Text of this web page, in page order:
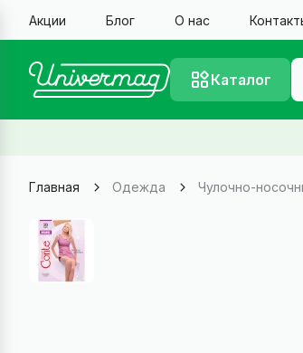
Акции Блог О нас
Каталог
Главная Одежда Чулочно-